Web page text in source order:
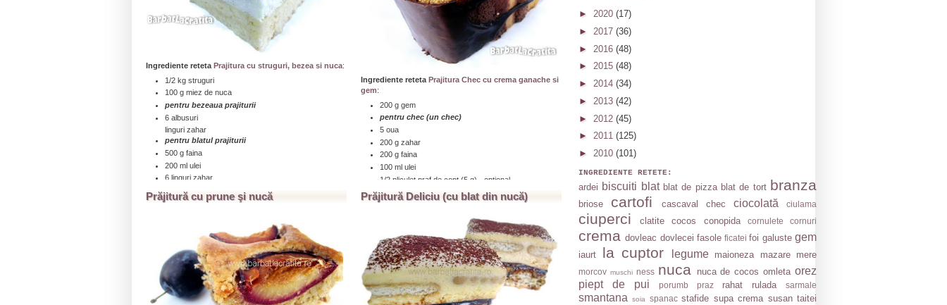
Ingrediente reteta Prajitura cu struguri, bezea si nuca:
1/2 kg struguri
100 g miez de nuca
pentru bezeaua prajiturii
6 albusuri
linguri zahar
pentru blatul prajiturii
500 g faina
200 ml ulei
6 linguri zahar
100 ml apa
6 galbenusuri
...click aici pentru a citi toată reţeta » » »
Ingrediente reteta Prajitura Chec cu crema ganache si
gem:
200 g gem
pentru chec (un chec)
5 oua
200 g zahar
200 g faina
100 ml ulei
1/2 pliculet praf de copt (5 g) - optional
o lingurita esenta de vanilie (sau rom)
pentru crema ganache
...click aici pentru a citi toată reţeta » » »
Prăjitură cu prune şi nucă Prăjitură Deliciu (cu blat din nucă)
► 2020 (17)
► 2017 (36)
► 2016 (48)
► 2015 (48)
► 2014 (34)
► 2013 (42)
► 2012 (45)
► 2011 (125)
► 2010 (101)
INGREDIENTE RETETE:
ardei biscuiti blat blat de pizza blat de tort branza
briose cartofi cascaval chec ciocolată ciulama
ciuperci clatite cocos conopida cornulete cornuri
crema dovleac dovlecei fasole ficatei foi galuste gem
iaurt la cuptor legume maioneza mazare mere
morcov muschi ness nuca nuca de cocos omleta orez
piept de pui
porumb praz rahat rulada sarmale
smantana soia spanac stafide supa crema susan taitei